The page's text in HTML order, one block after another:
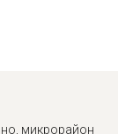
микрорайон